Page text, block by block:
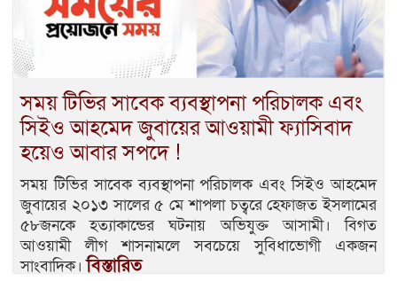
সময় টিভির সাবেক ব্যবস্থাপনা পরিচালক এবং
সিইও আহমেদ জুবায়ের আওয়ামী ফ্যাসিবাদ
হয়েও আবার সপদে !
সময় টিভির সাবেক ব্যবস্থাপনা পরিচালক এবং সিইও আহমেদ
জুবায়ের ২০১৩ সালের ৫ মে শাপলা চত্বরে হেফাজত ইসলামের
৫৮জনকে হত্যাকান্ডের ঘটনায় অভিযুক্ত আসামী। বিগত
আওয়ামী লীগ শাসনামলে সবচেয়ে সুবিধাভোগী একজন
সাংবাদিক।বিস্তারিত